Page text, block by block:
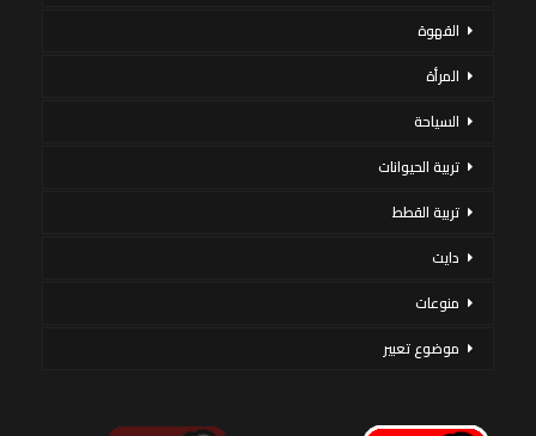
القهوة
المرأة
السياحة
تربية الحيوانات
تربية القطط
دايت
منوعات
موضوع تعبير